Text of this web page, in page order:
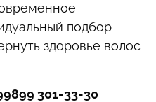
подбор
здоровье волос
301-33-30